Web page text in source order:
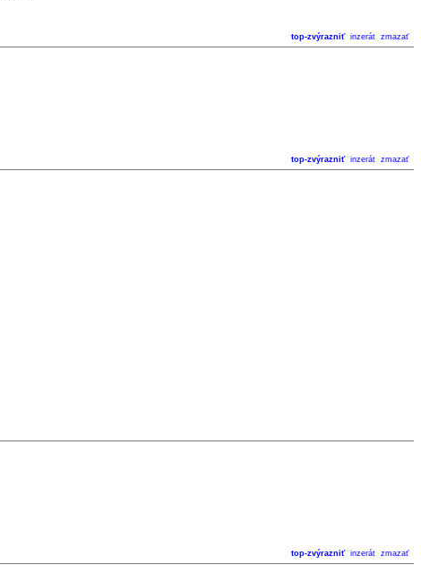
top-zvýrazniť inzerát zmazať
top-zvýrazniť inzerát zmazať
top-zvýrazniť inzerát zmazať